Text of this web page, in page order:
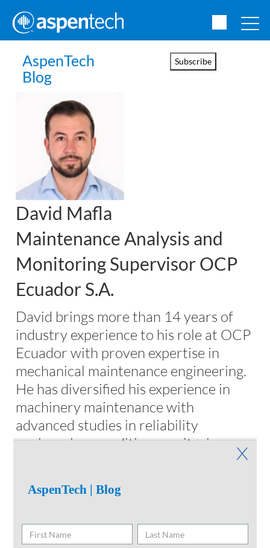
AspenTech
Blog
Subscribe
David Mafla
Maintenance Analysis and
Monitoring Supervisor OCP
Ecuador S.A.
David brings more than 14 years of
industry experience to his role at OCP
Ecuador with proven expertise in
mechanical maintenance engineering.
He has diversified his experience in
machinery maintenance with
advanced studies in reliability
engineering, condition monitoring,
maintenance management techniques
extensive educational background
management.
AspenTech | Blog